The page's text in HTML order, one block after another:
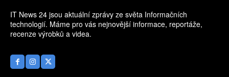
IT News 24 jsou aktuální zprávy ze světa Informačních
technologií. Máme pro vás nejnovější informace, reportáže,
recenze výrobků a videa.